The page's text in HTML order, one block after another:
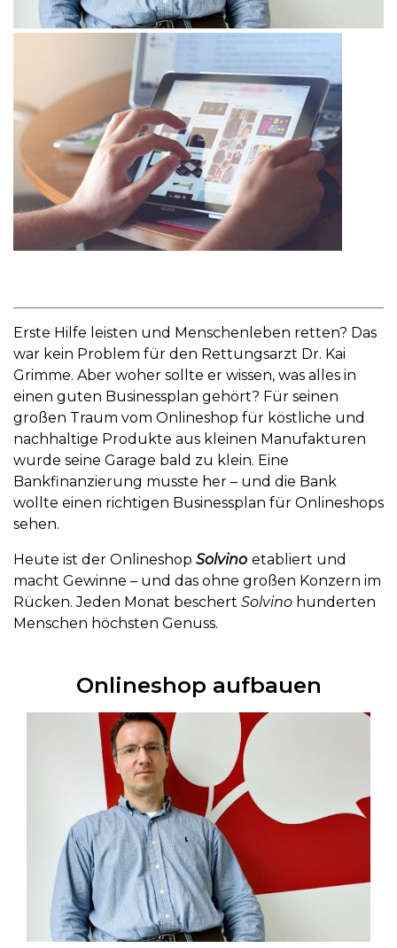
Erste Hilfe leisten und Menschenleben retten? Das
war kein Problem für den Rettungsarzt Dr. Kai
Grimme. Aber woher sollte er wissen, was alles in
einen guten Businessplan gehört? Für seinen
großen Traum vom Onlineshop für köstliche und
nachhaltige Produkte aus kleinen Manufakturen
wurde seine Garage bald zu klein. Eine
Bankfinanzierung musste her – und die Bank
wollte einen richtigen Businessplan für Onlineshops
sehen.
Heute ist der Onlineshop Solvino etabliert und
macht Gewinne – und das ohne großen Konzern im
Rücken. Jeden Monat beschert Solvino hunderten
Menschen höchsten Genuss.
Onlineshop aufbauen